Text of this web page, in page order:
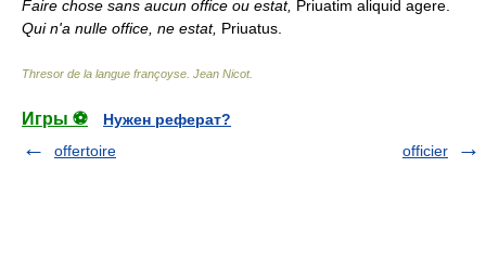
Faire chose sans aucun office ou estat, Priuatim aliquid agere.
Qui n'a nulle office, ne estat, Priuatus.
Thresor de la langue françoyse Jean Nicot.
Игры ⚽
Нужен реферат?
offertoire
officier